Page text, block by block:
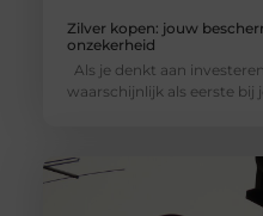
Zilver kopen: jouw
onzekerheid
Als je denkt aan
waarschijnlijk als eerste bij